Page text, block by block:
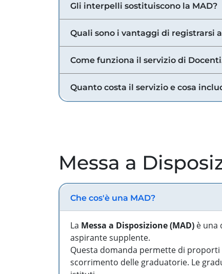
Gli interpelli sostituiscono la MAD?
Quali sono i vantaggi di registrarsi
Come funziona il servizio di
Quanto costa il servizio e cosa
Messa a
Che cos'è una MAD?
La Messa a Disposizione (MAD) è una
aspirante supplente.
Questa domanda permette di
scorrimento delle graduatorie. Le